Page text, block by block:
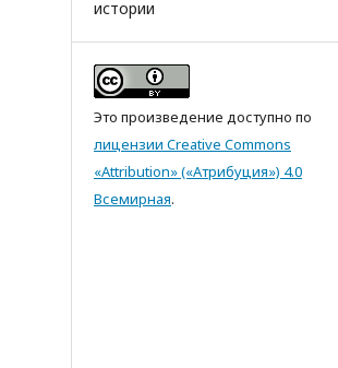
истории
Это произведение доступно по
лицензии Creative Commons
«Attribution» («Атрибуция») 4.0
Всемирная.